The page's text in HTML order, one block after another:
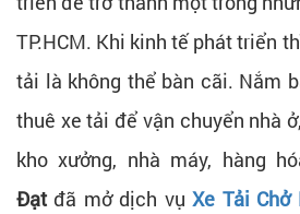
TP.HCM. Khi kinh tế phát triển
tải là không thể bàn cãi. Nắm
thuê xe tải để vận chuyển nhà
kho xưởng, nhà máy, hàng
Đạt đã mở dịch vụXe Tải Chở